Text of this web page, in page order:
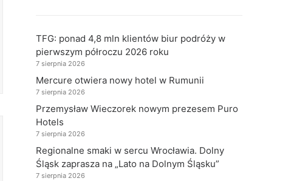
TFG: ponad 4,8 mln klientów biur podróży w
pierwszym półroczu 2026 roku
7 sierpnia 2026
Mercure otwiera nowy hotel w Rumunii
7 sierpnia 2026
Przemysław Wieczorek nowym prezesem Puro
Hotels
7 sierpnia 2026
Regionalne smaki w sercu Wrocławia. Dolny
Śląsk zaprasza na „Lato na Dolnym Śląsku”
7 sierpnia 2026